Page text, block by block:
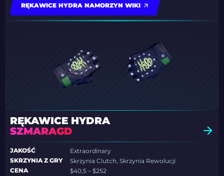
RĘKAWICE HYDRA NAMORZYN WIKI
RĘKAWICE HYDRA
SZMARAGD
JAKOŚĆ
Extraordinary
SKRZYNIA Z GRY
Skrzynia Clutch, Skrzynia Rewolucji
CENA
$40,5 – $252